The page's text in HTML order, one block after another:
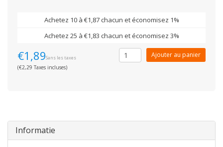
Achetez 10 à €1,87 chacun et économisez 1%
Achetez 25 à €1,83 chacun et économisez 3%
€1,89Sans les taxes
(€2,29 Taxes incluses)
Ajouter au panier
Informatie